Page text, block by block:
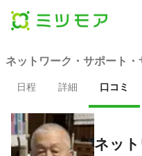
ネットワーク・サポート
日程 詳細 口コミ
ネッ